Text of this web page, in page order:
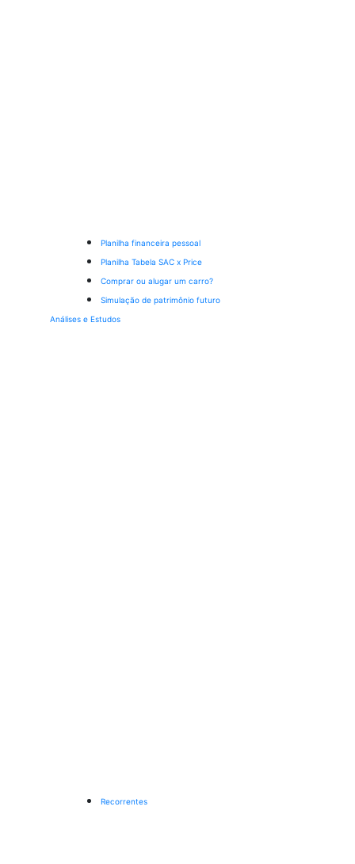
Planilha financeira pessoal
Planilha Tabela SAC x Price
Comprar ou alugar um carro?
Simulação de patrimônio futuro
Análises e Estudos
Recorrentes